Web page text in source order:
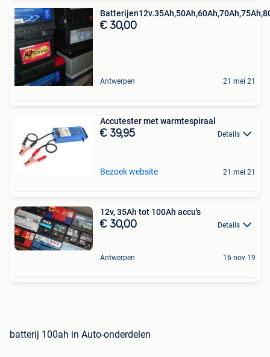
€ 30,00
Antwerpen 21 mei 21
Accutester met warmtespiraal
€ 39,95 Details
Bezoek website 21 mei 21
12v, 35Ah tot 100Ah accu's
€ 30,00 Details
Antwerpen 16 nov 19
batterij 100ah in Auto-onderdelen